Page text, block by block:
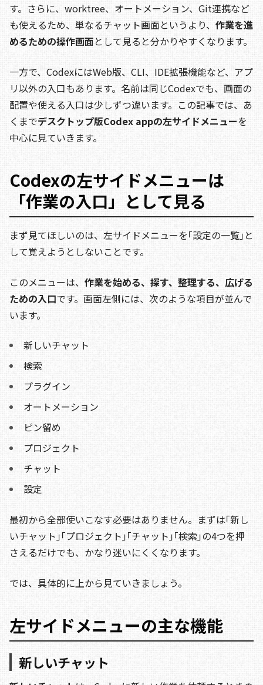
す。さらに、worktree、オートメーション、Git連携など
も使えるため、単なるチャット画面というより、 作業を進
めるための操作画面として見ると分かりやすくなります。
一方で、CodexにはWeb版、CLI、IDE拡張機能など、アプ
リ以外の入口もあります。名前は同じCodexでも、画面の
配置や使える入口は少しずつ違います。この記事では、あ
くまでデスクトップ版Codex appの左サイドメニューを
中心に見ていきます。
Codexの左サイドメニューは
「作業の入口」として見る
まず見てほしいのは、左サイドメニューを｢設定の一覧｣と
して覚えようとしないことです。
このメニューは、 作業を始める、探す、整理する、広げる
ための入口です。画面左側には、次のような項目が並んで
います。
新しいチャット
検索
プラグイン
オートメーション
ピン留め
プロジェクト
チャット
設定
最初から全部使いこなす必要はありません。まずは｢新し
いチャット｣｢プロジェクト｣｢チャット｣｢検索｣の4つを押
さえるだけでも、かなり迷いにくくなります。
では、具体的に上から見ていきましょう。
左サイドメニューの主な機能
新しいチャット